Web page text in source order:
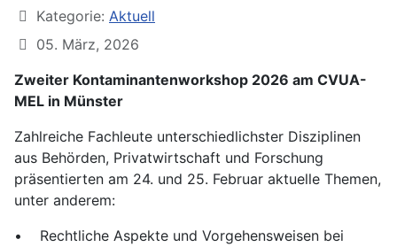
Kategorie: Aktuell
05. März, 2026
Zweiter Kontaminantenworkshop 2026 am CVUA-
MEL in Münster
Zahlreiche Fachleute unterschiedlichster Disziplinen
aus Behörden, Privatwirtschaft und Forschung
präsentierten am 24. und 25. Februar aktuelle Themen,
unter anderem:
• Rechtliche Aspekte und Vorgehensweisen bei